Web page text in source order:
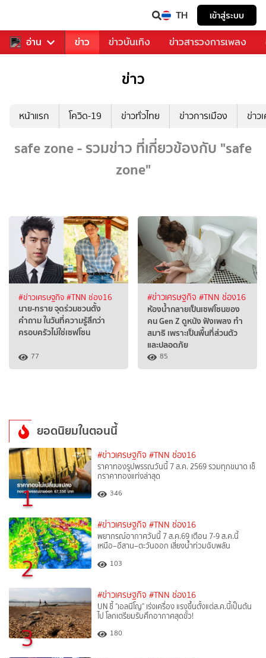
TH เข้าสู่ระบบ
อ่าน
คุณ กีฬา ข่าว ข่าวบันเทิง ข่าวสารวงการเพลง
ข่าว
หน้าแรก โควิด-19 ข่าวทั่วไทย ข่าวการเมือง ข่าว
safe zone - รวมข่าว ที่เกี่ยวข้องกับ "safe
zone"
#ข่าวเศรษฐกิจ #TNN ช่อง16
นาย-ทราย จุดร่วมชวนตั้ง
คำถาม ในวันที่ความรู้สึกว่า
ครอบครัวไม่ใช่เซฟโซน
77
#ข่าวเศรษฐกิจ #TNN ช่อง16
ห้องน้ำกลายเป็นเซฟโซนของ
คน Gen Z ดูหนัง ฟังเพลง ทำ
สมาธิ เพราะเป็นพื้นที่ส่วนตัว
และปลอดภัย
85
ยอดนิยมในตอนนี้
1
#ข่าวเศรษฐกิจ #TNN ช่อง16
ราคาทองรูปพรรณวันนี้ 7 ส.ค. 2569 รวมทุกขนาด เช็
กราคาทองแท่งล่าสุด
346
2
#ข่าวเศรษฐกิจ #TNN ช่อง16
พยากรณ์อากาศวันนี้ 7 ส.ค.69 เตือน 7-9 ส.ค.นี้
เหนือ–อีสาน–ตะวันออก เสี่ยงน้ำท่วมฉับพลัน
103
3
#ข่าวเศรษฐกิจ #TNN ช่อง16
UN ชี้ "เอลนีโญ" เร่งเครื่อง แรงขึ้นตั้งแต่ส.ค.นี้เป็นต้น
ไป โลกเตรียมรับศึกอากาศสุดขั้ว!
180